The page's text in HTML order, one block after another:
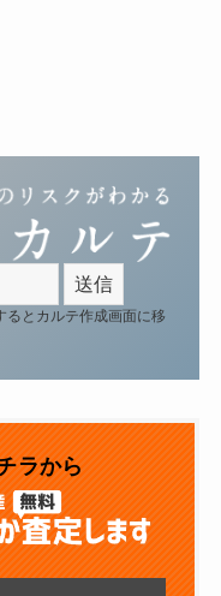
とカルテ作成画面に移
ラから